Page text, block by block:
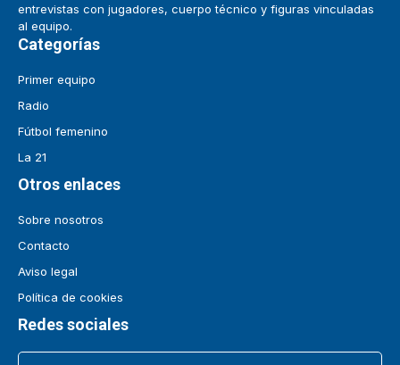
entrevistas con jugadores, cuerpo técnico y figuras vinculadas
al equipo.
Categorías
Primer equipo
Radio
Fútbol femenino
La 21
Otros enlaces
Sobre nosotros
Contacto
Aviso legal
Política de cookies
Redes sociales